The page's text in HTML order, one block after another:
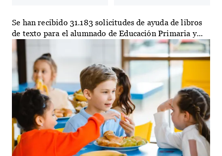
Se han recibido 31.183 solicitudes de ayuda de libros
de texto para el alumnado de Educación Primaria y...